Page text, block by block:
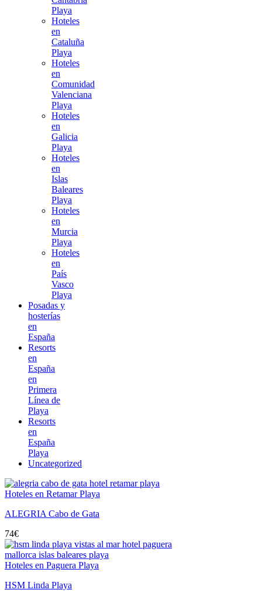
Playa
Hoteles
en
Cataluña
Playa
Hoteles
en
Comunidad
Valenciana
Playa
Hoteles
en
Galicia
Playa
Hoteles
en
Islas
Baleares
Playa
Hoteles
en
Murcia
Playa
Hoteles
en
País
Vasco
Playa
Posadas y
hosterías
en
España
Resorts
en
España
en
Primera
Línea de
Playa
Resorts
en
España
Playa
Uncategorized
Hoteles en Retamar Playa
ALEGRIA Cabo de Gata
74€
Hoteles en Paguera Playa
HSM Linda Playa